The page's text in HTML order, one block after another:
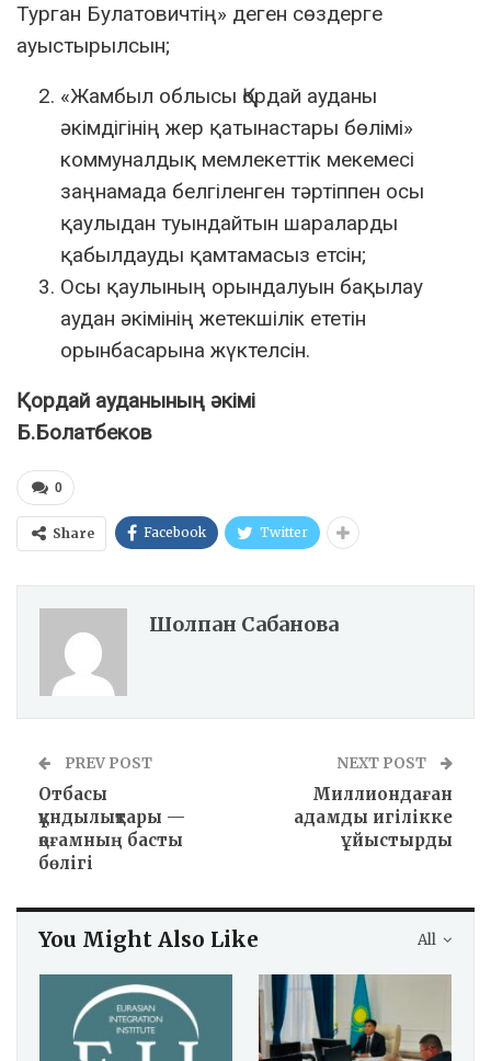
Турган Булатовичтің» деген сөздерге
ауыстырылсын;
«Жамбыл облысы Қордай ауданы
әкімдігінің жер қатынастары бөлімі»
коммуналдық мемлекеттік мекемесі
заңнамада белгіленген тәртіппен осы
қаулыдан туындайтын шараларды
қабылдауды қамтамасыз етсін;
Осы қаулының орындалуын бақылау
аудан әкімінің жетекшілік ететін
орынбасарына жүктелсін.
Қордай ауданының әкімі
Б.Болатбеков
0
Share Facebook Twitter
Шолпан Сабанова
PREV POST
Отбасы
құндылықтары —
қоғамның басты
бөлігі
NEXT POST
Миллиондаған
адамды игілікке
ұйыстырды
All
You Might Also Like